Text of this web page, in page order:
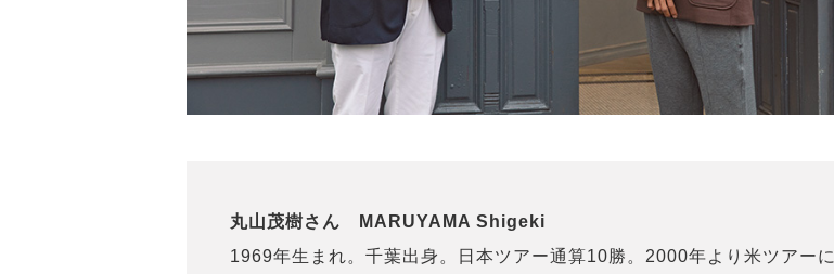
丸山茂樹さん MARUYAMA Shigeki
1969年生まれ。千葉出身。日本ツアー通算10勝。2000年より米ツアーに